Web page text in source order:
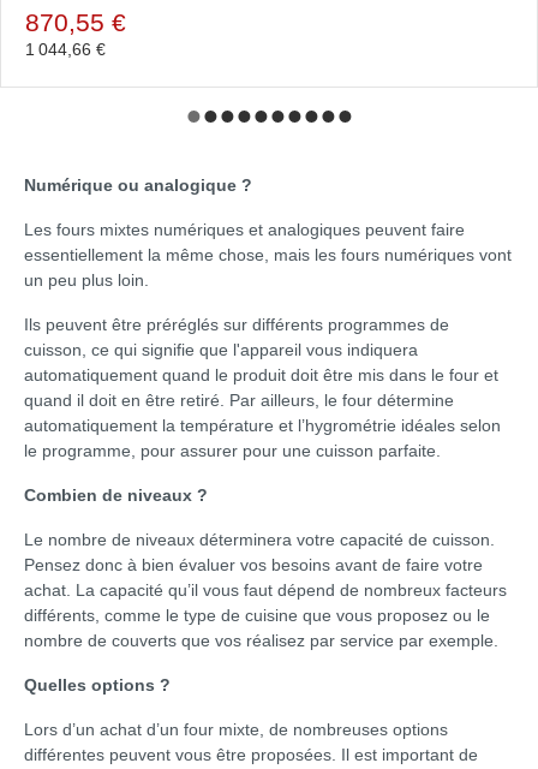
870,55 €
1 044,66 €
Numérique ou analogique ?
Les fours mixtes numériques et analogiques peuvent faire
essentiellement la même chose, mais les fours numériques vont
un peu plus loin.
Ils peuvent être préréglés sur différents programmes de
cuisson, ce qui signifie que l'appareil vous indiquera
automatiquement quand le produit doit être mis dans le four et
quand il doit en être retiré. Par ailleurs, le four détermine
automatiquement la température et l’hygrométrie idéales selon
le programme, pour assurer pour une cuisson parfaite.
Combien de niveaux ?
Le nombre de niveaux déterminera votre capacité de cuisson.
Pensez donc à bien évaluer vos besoins avant de faire votre
achat. La capacité qu’il vous faut dépend de nombreux facteurs
différents, comme le type de cuisine que vous proposez ou le
nombre de couverts que vos réalisez par service par exemple.
Quelles options ?
Lors d’un achat d’un four mixte, de nombreuses options
différentes peuvent vous être proposées. Il est important de